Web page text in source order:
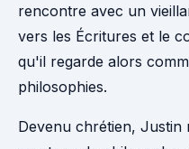
rencontre avec un
vers les Écritures et le
qu'il regarde alors
philosophies.
Devenu chrétien, Justin